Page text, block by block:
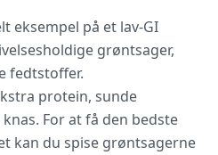
eksempel på et lav-GI
grøntsager,
fedtstoffer.
protein, sunde
For at få den bedste
kan du spise grøntsagerne